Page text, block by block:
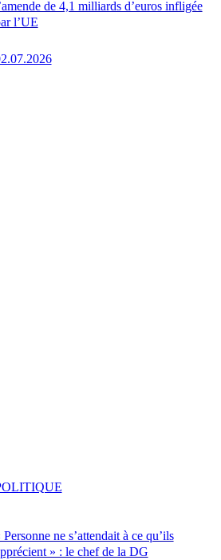
de 4,1 milliards d’euros infligée
l’UE
Personne ne s’attendait à ce qu’ils
» : le chef de la DG